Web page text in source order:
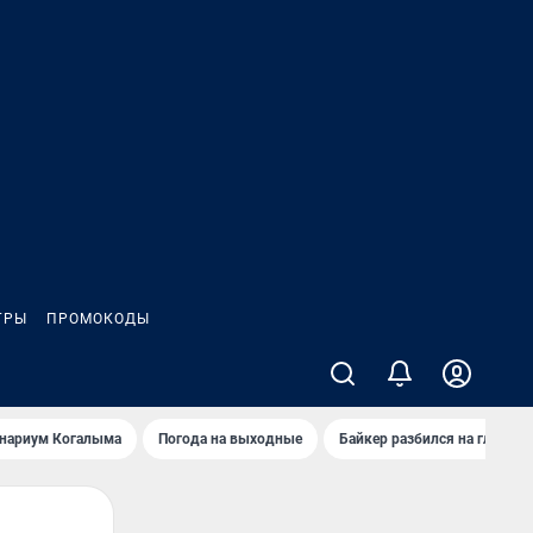
ПРОМОКОДЫ
Когалыма Погода на выходные Байкер разбился на глазах